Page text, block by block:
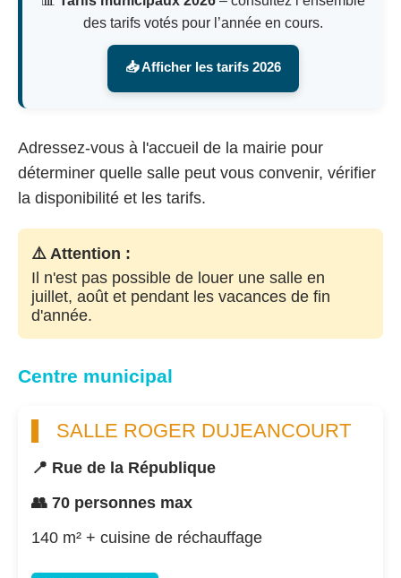
des tarifs votés pour l’année en cours.
📥 Afficher les tarifs 2026
Adressez-vous à l'accueil de la mairie pour
déterminer quelle salle peut vous convenir, vérifier
la disponibilité et les tarifs.
⚠️ Attention :
Il n'est pas possible de louer une salle en
juillet, août et pendant les vacances de fin
d'année.
Centre municipal
SALLE ROGER DUJEANCOURT
📍 Rue de la République
👥 70 personnes max
140 m² + cuisine de réchauffage